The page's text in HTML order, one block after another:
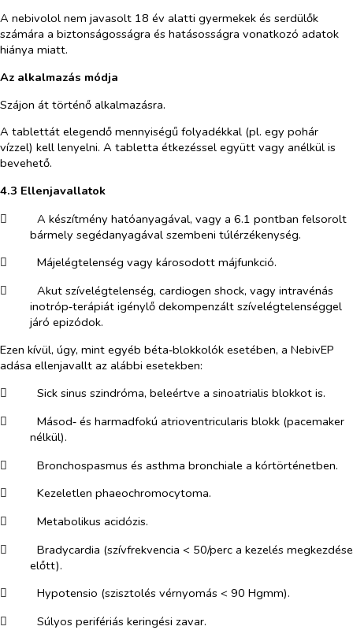
A nebivolol nem javasolt 18 év alatti gyermekek és serdülők
számára a biztonságosságra és hatásosságra vonatkozó adatok
hiánya miatt.
Az alkalmazás módja
Szájon át történő alkalmazásra.
A tablettát elegendő mennyiségű folyadékkal (pl. egy pohár
vízzel) kell lenyelni. A tabletta étkezéssel együtt vagy anélkül is
bevehető.
4.3 Ellenjavallatok
​
A készítmény hatóanyagával, vagy a 6.1 pontban felsorolt
bármely segédanyagával szembeni túlérzékenység.
​
Májelégtelenség vagy károsodott májfunkció.
​
Akut szívelégtelenség, cardiogen shock, vagy intravénás
inotróp‑terápiát igénylő dekompenzált szívelégtelenséggel
járó epizódok.
Ezen kívül, úgy, mint egyéb béta‑blokkolók esetében, a NebivEP
adása ellenjavallt az alábbi esetekben:
​
Sick sinus szindróma, beleértve a sinoatrialis blokkot is.
​
Másod‑ és harmadfokú atrioventricularis blokk (pacemaker
nélkül).
​
Bronchospasmus és asthma bronchiale a kórtörténetben.
​
Kezeletlen phaeochromocytoma.
​
Metabolikus acidózis.
​
Bradycardia (szívfrekvencia < 50/perc a kezelés megkezdése
előtt).
​
Hypotensio (szisztolés vérnyomás < 90 Hgmm).
​
Súlyos perifériás keringési zavar.